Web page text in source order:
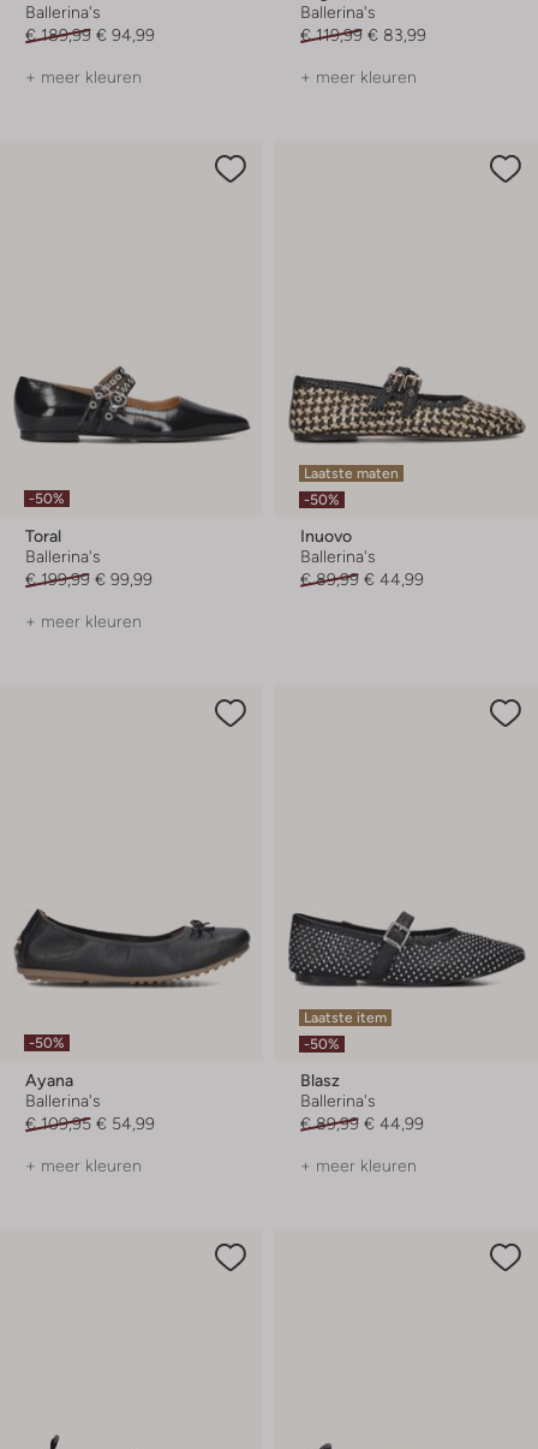
Ballerina's
€ 189,99 € 94,99
+ meer kleuren
Ballerina's
€ 119,99 € 83,99
+ meer kleuren
-50%
Toral
Ballerina's
€ 199,99 € 99,99
+ meer kleuren
Laatste maten
-50%
Inuovo
Ballerina's
€ 89,99 € 44,99
-50%
Ayana
Ballerina's
€ 109,95 € 54,99
+ meer kleuren
Laatste item
-50%
Blasz
Ballerina's
€ 89,99 € 44,99
+ meer kleuren